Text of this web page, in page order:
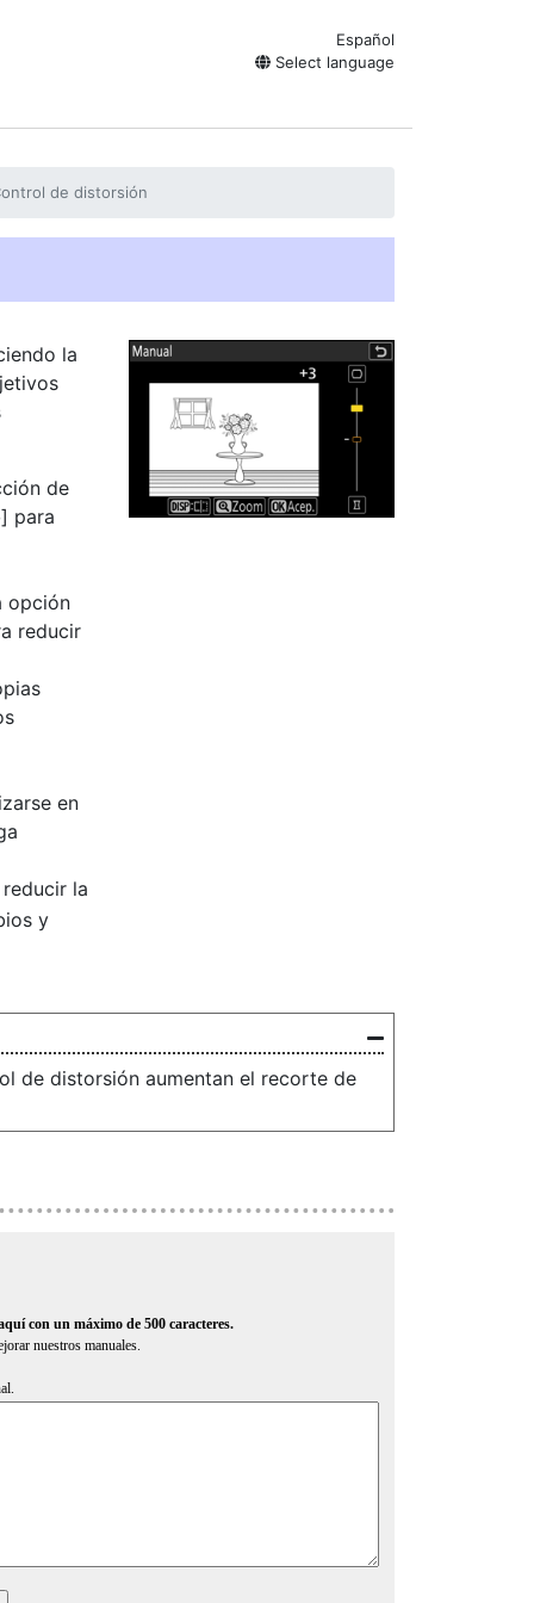
Español
Select language
de distorsión
la
de
] para
opción
reducir
en
la
y
de distorsión aumentan el recorte de